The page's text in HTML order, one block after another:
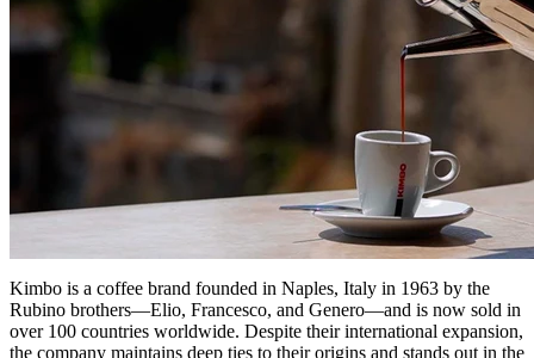
Kimbo is a coffee brand founded in Naples, Italy in 1963 by the
Rubino brothers—Elio, Francesco, and Genero—and is now sold in
over 100 countries worldwide. Despite their international expansion,
the company maintains deep ties to their origins and stands out in the